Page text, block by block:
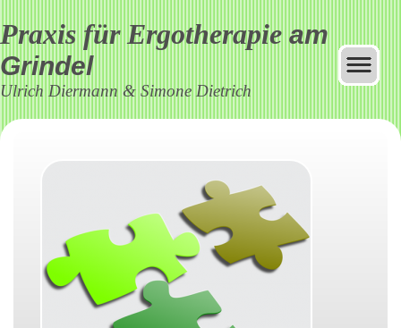
Praxis für Ergotherapie am
Grindel
Ulrich Diermann & Simone Dietrich